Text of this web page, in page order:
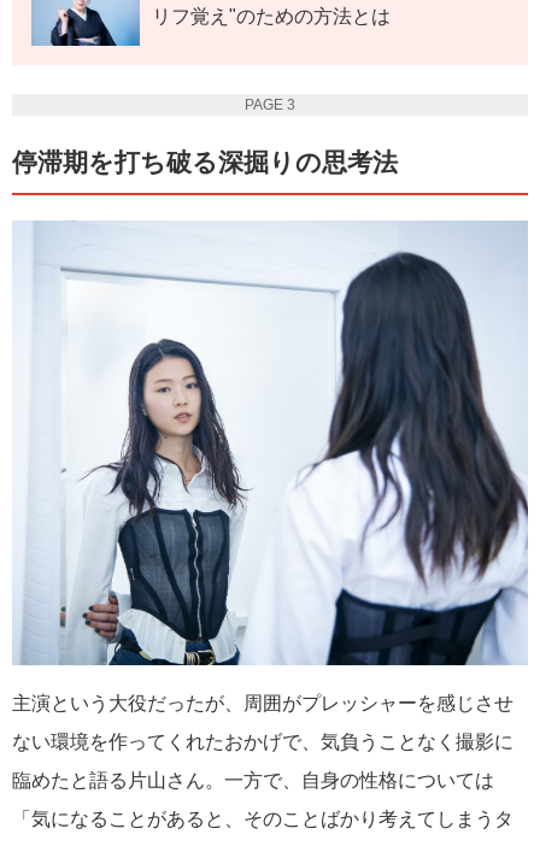
リフ覚え"のための方法とは
PAGE 3
停滞期を打ち破る深掘りの思考法
主演という大役だったが、周囲がプレッシャーを感じさせ
ない環境を作ってくれたおかげで、気負うことなく撮影に
臨めたと語る片山さん。一方で、自身の性格については
「気になることがあると、そのことばかり考えてしまうタ